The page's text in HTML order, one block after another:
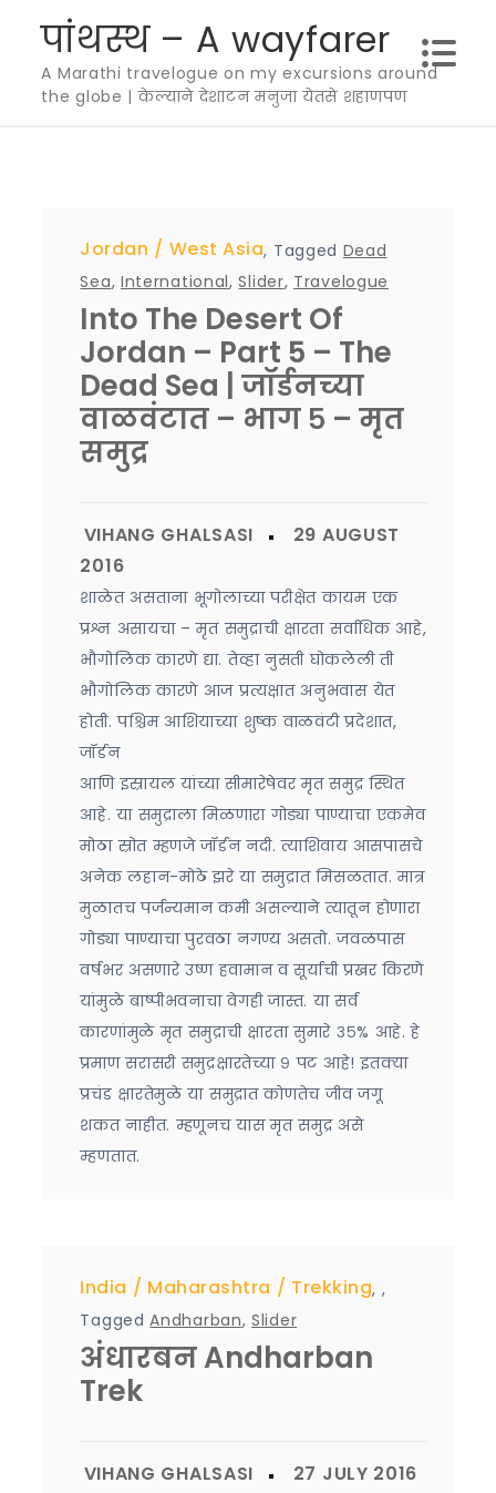
content
पांथस्थ – A wayfarer
A Marathi travelogue on my excursions around
the globe | केल्याने देशाटन मनुजा येतसे शहाणपण
Jordan ,
West Asia Tagged Dead
Sea, International,Slider, Travelogue
Into The Desert Of
Jordan – Part 5 – The
Dead Sea | जॉर्डनच्या
वाळवंटात – भाग ५ – मृत
समुद्र
शाळेत असताना भूगोलाच्या परीक्षेत कायम एक
प्रश्न असायचा – मृत समुद्राची क्षारता सर्वाधिक आहे,
भौगोलिक कारणे द्या. तेव्हा नुसती घोकलेली ती
भौगोलिक कारणे आज प्रत्यक्षात अनुभवास येत
होती. पश्चिम आशियाच्या शुष्क वाळवंटी प्रदेशात,
जॉर्डन
आणि इस्रायल यांच्या सीमारेषेवर मृत समुद्र स्थित
आहे. या समुद्राला मिळणारा गोड्या पाण्याचा एकमेव
मोठा स्रोत म्हणजे जॉर्डन नदी. त्याशिवाय आसपासचे
अनेक लहान-मोठे झरे या समुद्रात मिसळतात. मात्र
मुळातच पर्जन्यमान कमी असल्याने त्यातून होणारा
गोड्या पाण्याचा पुरवठा नगण्य असतो. जवळपास
वर्षभर असणारे उष्ण हवामान व सूर्याची प्रखर किरणे
यांमुळे बाष्पीभवनाचा वेगही जास्त. या सर्व
कारणांमुळे मृत समुद्राची क्षारता सुमारे ३५% आहे. हे
प्रमाण सरासरी समुद्रक्षारतेच्या ९ पट आहे! इतक्या
प्रचंड क्षारतेमुळे या समुद्रात कोणतेच जीव जगू
शकत नाहीत. म्हणूनच यास मृत समुद्र असे
म्हणतात.
India ,
Maharashtra ,
Trekking
TaggedAndharban,Slider
अंधारबन Andharban
Trek